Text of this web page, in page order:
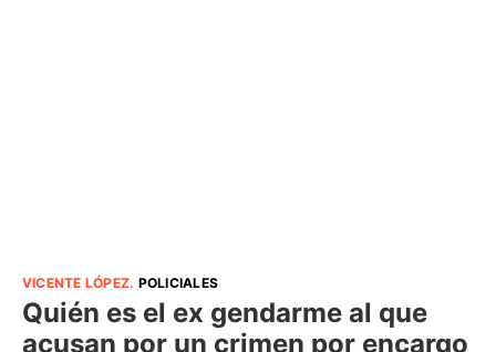
VICENTE LÓPEZ. POLICIALES
Quién es el ex gendarme al que
acusan por un crimen por encargo